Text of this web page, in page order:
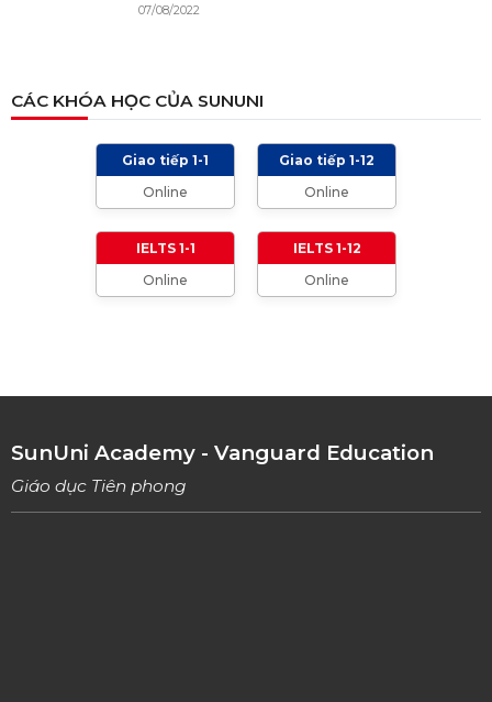
07/08/2022
05/12/2021
TIÊU CHÍ CHẤM IELTS SPEAKING, WRITING
2024 VÀ NHỮNG LƯU Ý
TỔNG HỢP CÁCH XƯNG HÔ TRONG TIẾNG
ANH (Từ formal đến informal)
DỤNG VÀ CÁCH VẬN DỤNG
CÁC KHÓA HỌC CỦA SUNUNI
Giao tiếp 1-1
Online
Giao tiếp 1-12
Online
IELTS 1-1
Online
IELTS 1-12
Online
SunUni Academy - Vanguard Education
Giáo dục Tiên phong